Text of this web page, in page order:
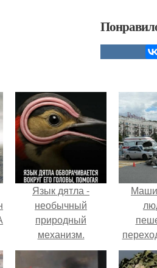
Язык дятла -
необычный
природный
механизм.